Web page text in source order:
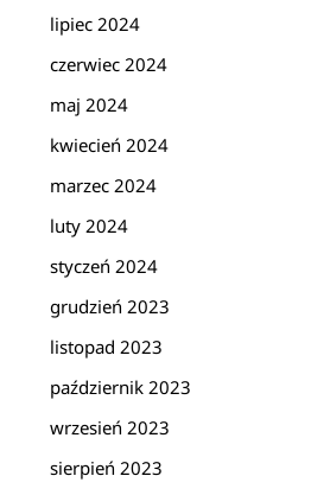
lipiec 2024
czerwiec 2024
maj 2024
kwiecień 2024
marzec 2024
luty 2024
styczeń 2024
grudzień 2023
listopad 2023
październik 2023
wrzesień 2023
sierpień 2023